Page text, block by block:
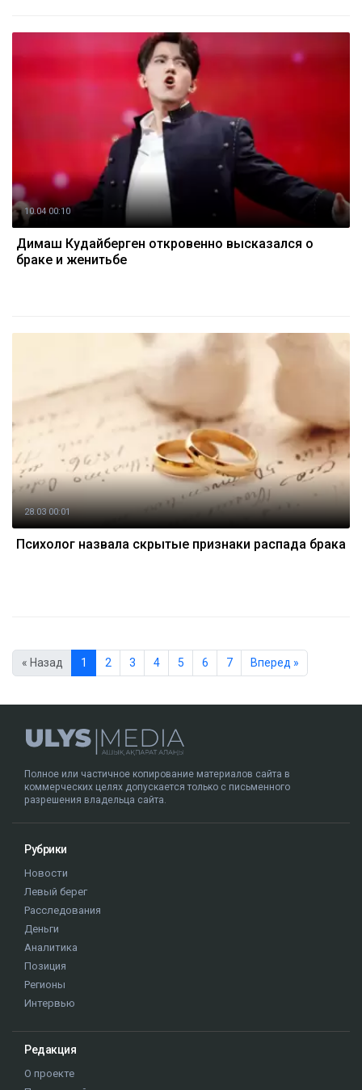
10.04 00:10
Димаш Кудайберген откровенно высказался о
браке и женитьбе
28.03 00:01
Психолог назвала скрытые признаки распада брака
« Назад 1 2 3 4 5 6 7 Вперед »
Полное или частичное копирование материалов сайта в
коммерческих целях допускается только с письменного
разрешения владельца сайта.
Рубрики
Новости
Левый берег
Расследования
Деньги
Аналитика
Позиция
Регионы
Интервью
Редакция
О проекте